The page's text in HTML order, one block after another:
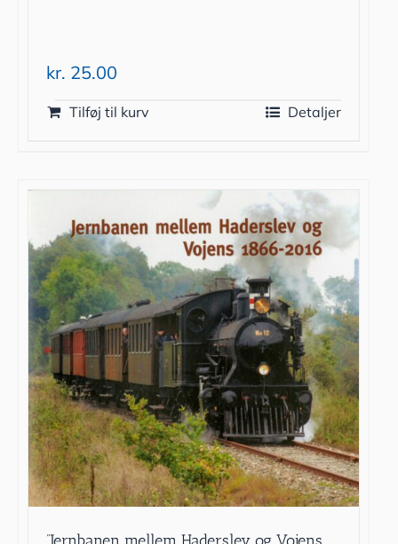
kr. 25.00
Tilføj til kurv Detaljer